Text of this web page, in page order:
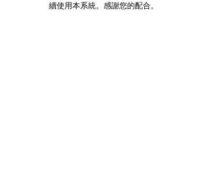
續使用本系統。感謝您的配合。